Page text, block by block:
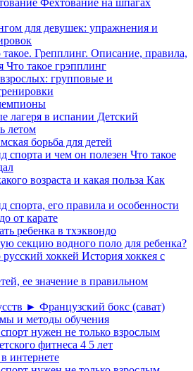
Фехтование на шпагах
для девушек: упражнения и
Грепплинг. Описание, правила,
Что такое грэпплинг
групповые и
лагеря в испании Детский
летом
борьба для детей
спорта и чем он полезен Что такое
возраста и какая польза Как
спорта, его правила и особенности
от карате
ребенка в тхэквондо
секцию водного поло для ребенка?
хоккей История хоккея с
ее значение в правильном
► Французский бокс (сават)
и методы обучения
нужен не только взрослым
фитнеса 4 5 лет
интернете